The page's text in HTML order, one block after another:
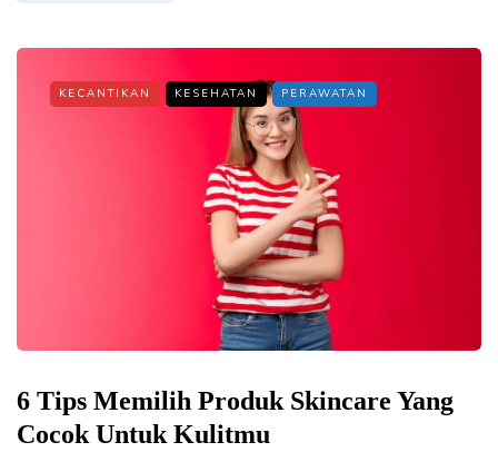
KECANTIKAN KESEHATAN PERAWATAN
6 Tips Memilih Produk Skincare Yang
Cocok Untuk Kulitmu